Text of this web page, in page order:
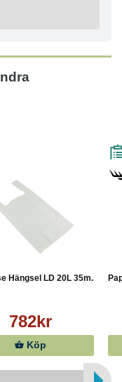
Hängsel LD 20L 35m...
782kr
Köp